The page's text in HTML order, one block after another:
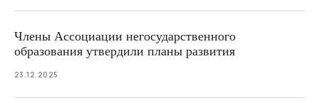
Члены Ассоциации негосударственного
образования утвердили планы развития
23.12.2025